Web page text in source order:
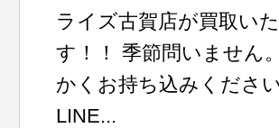
ライズ古賀店が買取い
す！！ 季節問いません
かくお持ち込みくださ
LINE...